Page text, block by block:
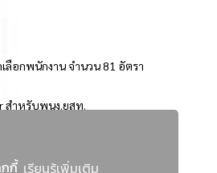
กกี้ เรียนรู้เพิ่มเติม
อกพนักงาน จำนวน 81 อัตรา
สำหรับพนง.ยสท.